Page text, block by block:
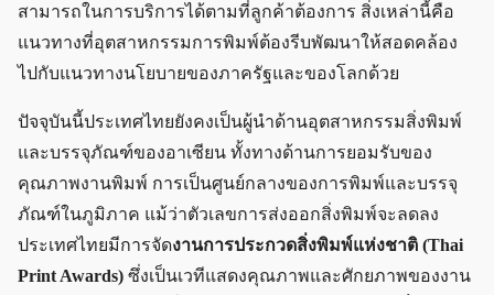
สามารถในการบริการได้ตามที่ลูกค้าต้องการ สิ่งเหล่านี้คือ
แนวทางที่อุตสาหกรรมการพิมพ์ต้องรีบพัฒนาให้สอดคล้อง
ไปกับแนวทางนโยบายของภาครัฐและของโลกด้วย
ปัจจุบันนี้ประเทศไทยยังคงเป็นผู้นำด้านอุตสาหกรรมสิ่งพิมพ์
และบรรจุภัณฑ์ของอาเซียน ทั้งทางด้านการยอมรับของ
คุณภาพงานพิมพ์ การเป็นศูนย์กลางของการพิมพ์และบรรจุ
ภัณฑ์ในภูมิภาค แม้ว่าตัวเลขการส่งออกสิ่งพิมพ์จะลดลง
ประเทศไทยมีการจัดงานการประกวดสิ่งพิมพ์แห่งชาติ (Thai
Print Awards) ซึ่งเป็นเวทีแสดงคุณภาพและศักยภาพของงาน